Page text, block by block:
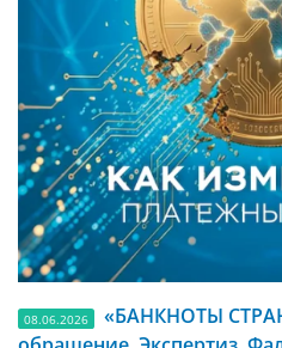
08.06.2026
«БАНКНОТЫ